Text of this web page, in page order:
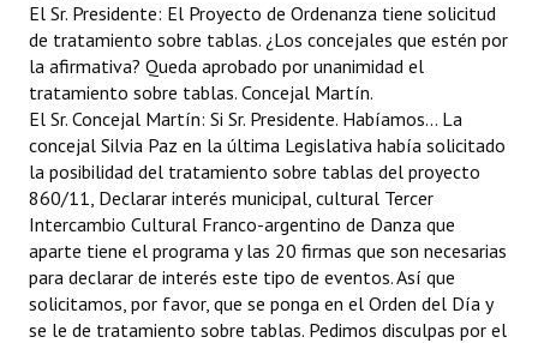
El Sr. Presidente: El Proyecto de Ordenanza tiene solicitud
de tratamiento sobre tablas. ¿Los concejales que estén por
la afirmativa? Queda aprobado por unanimidad el
tratamiento sobre tablas. Concejal Martín.
El Sr. Concejal Martín: Si Sr. Presidente. Habíamos... La
concejal Silvia Paz en la última Legislativa había solicitado
la posibilidad del tratamiento sobre tablas del proyecto
860/11, Declarar interés municipal, cultural Tercer
Intercambio Cultural Franco-argentino de Danza que
aparte tiene el programa y las 20 firmas que son necesarias
para declarar de interés este tipo de eventos. Así que
solicitamos, por favor, que se ponga en el Orden del Día y
se le de tratamiento sobre tablas. Pedimos disculpas por el